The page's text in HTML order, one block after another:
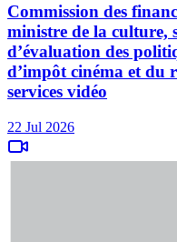
Commission des
ministre de la culture,
d’évaluation des
d’impôt cinéma et du
services vidéo
22 Jul 2026